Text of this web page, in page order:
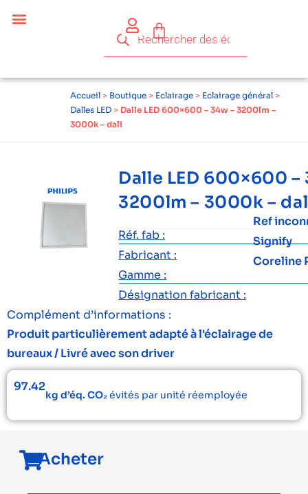
Accueil > Boutique > Eclairage > Eclairage général >
Dalles LED > Dalle LED 600×600 – 34w – 3200lm –
3000k – dali
Dalle LED 600×600 –
3200lm – 3000k –
Réf. fab :
Ref
Fabricant :
Signify
Gamme :
Coreline
Désignation fabricant :
Complément d’informations :
Produit particulièrement adapté à l'éclairage de
bureaux / Livré avec son driver
97.42
kg d’éq. CO₂évités par unité réemployée
Acheter